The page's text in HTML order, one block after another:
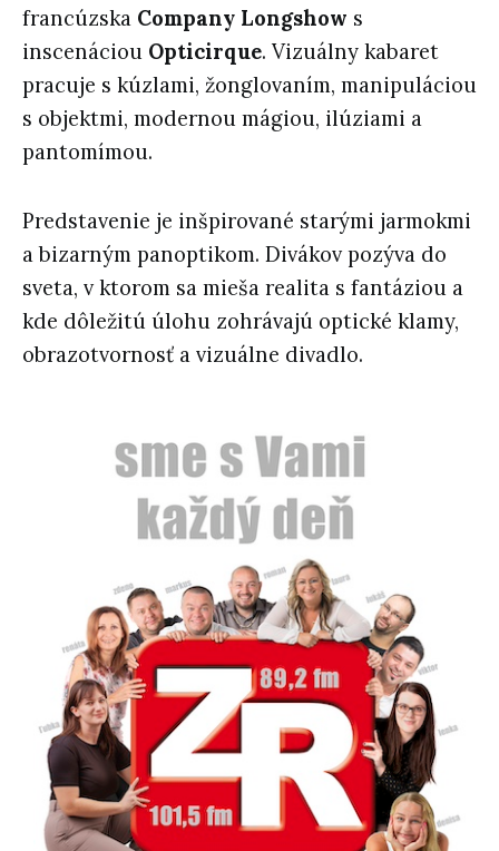
francúzska Company Longshow s
inscenáciou Opticirque. Vizuálny kabaret
pracuje s kúzlami, žonglovaním, manipuláciou
s objektmi, modernou mágiou, ilúziami a
pantomímou.
Predstavenie je inšpirované starými jarmokmi
a bizarným panoptikom. Divákov pozýva do
sveta, v ktorom sa mieša realita s fantáziou a
kde dôležitú úlohu zohrávajú optické klamy,
obrazotvornosť a vizuálne divadlo.